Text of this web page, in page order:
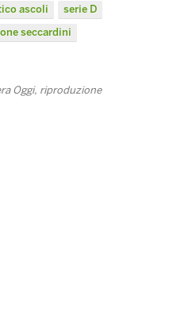
ascoli
serie D
seccardini
Oggi, riproduzione